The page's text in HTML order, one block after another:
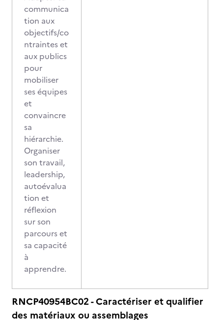
communica
tion aux
objectifs/co
ntraintes et
aux publics
pour
mobiliser
ses équipes
et
convaincre
sa
hiérarchie.
Organiser
son travail,
leadership,
autoévalua
tion et
réflexion
sur son
parcours et
sa capacité
à
apprendre.
RNCP40954BC02 - Caractériser et qualifier
des matériaux ou assemblages